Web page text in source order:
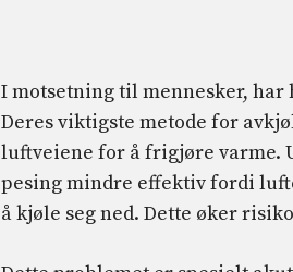
I motsetning til mennesker,
Deres viktigste metode for
luftveiene for å frigjøre
pesing mindre effektiv fordi
å kjøle seg ned. Dette øker